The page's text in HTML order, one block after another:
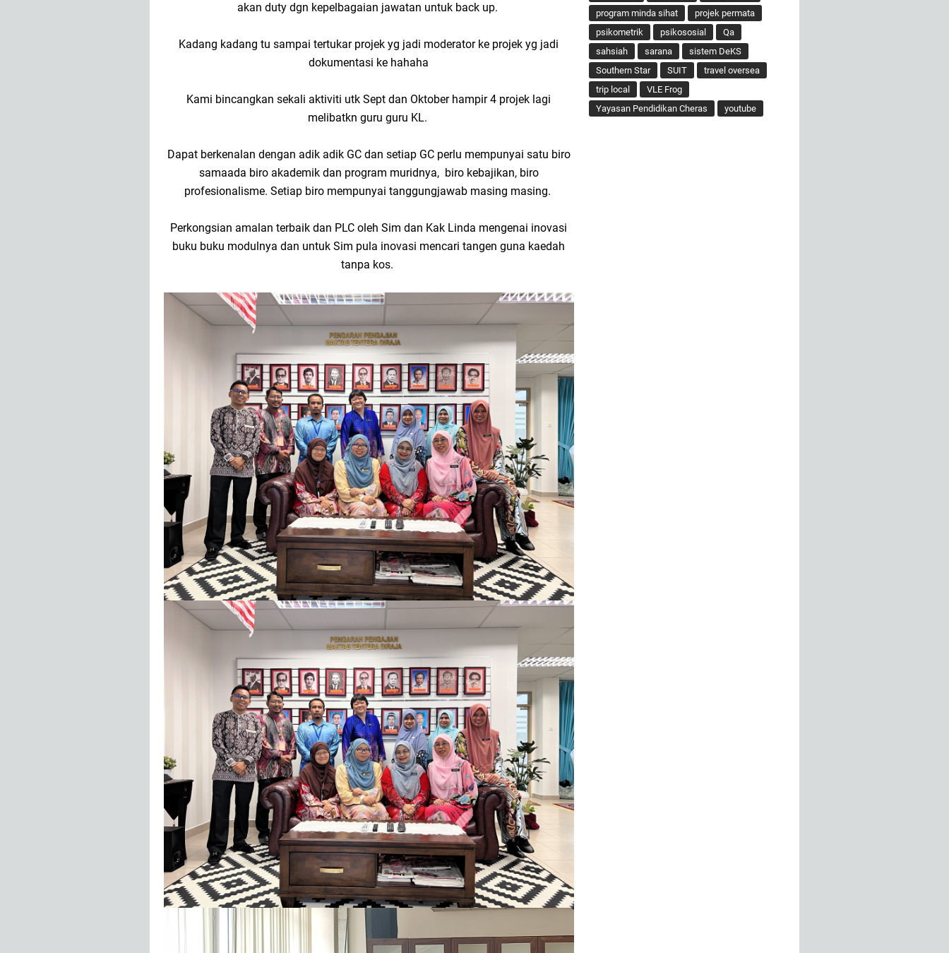
akan duty dgn kepelbagaian jawatan untuk back up.
Kadang kadang tu sampai tertukar projek yg jadi moderator ke projek yg jadi
dokumentasi ke hahaha
Kami bincangkan sekali aktiviti utk Sept dan Oktober hampir 4 projek lagi
melibatkn guru guru KL.
Dapat berkenalan dengan adik adik GC dan setiap GC perlu mempunyai satu biro
samaada biro akademik dan program muridnya, biro kebajikan, biro
profesionalisme. Setiap biro mempunyai tanggungjawab masing masing.
Perkongsian amalan terbaik dan PLC oleh Sim dan Kak Linda mengenai inovasi
buku buku modulnya dan untuk Sim pula inovasi mencari tangen guna kaedah
tanpa kos.
program minda sihat
projek permata
psikometrik
psikososial
Qa
sahsiah
sarana
sistem DeKS
Southern Star
SUIT
travel oversea
trip local
VLE Frog
Yayasan Pendidikan Cheras
youtube